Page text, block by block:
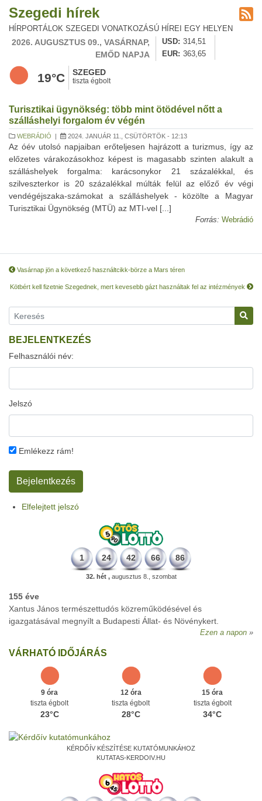
Szegedi hírek
HÍRPORTÁLOK SZEGEDI VONATKOZÁSÚ HÍREI EGY HELYEN
2026. AUGUSZTUS 09., VASÁRNAP,
EMŐD NAPJA
USD
314,51
EUR
363,65
19°C SZEGED
tiszta égbolt
Turisztikai ügynökség: több mint ötödével nőtt a
szálláshelyi forgalom év végén
WEBRÁDIÓ | 2024. JANUÁR 11., CSÜTÖRTÖK - 12:13
Az óév utolsó napjaiban erőteljesen hajrázott a turizmus, így az
előzetes várakozásokhoz képest is magasabb szinten alakult a
szálláshelyek forgalma: karácsonykor 21 százalékkal, és
szilveszterkor is 20 százalékkal múlták felül az előző év végi
vendégéjszaka-számokat a szálláshelyek - közölte a Magyar
Turisztikai Ügynökség (MTÜ) az MTI-vel [...]
Forrás: Webrádió
Vasárnap jön a következő használtcikk-börze a Mars téren
Kötbért kell fizetnie Szegednek, mert kevesebb gázt használtak fel az intézmények
BEJELENTKEZÉS
Felhasználói név:
Jelszó
Emlékezz rám!
Elfelejtett jelszó
1 24 42 66 86
32. hét ,augusztus 8., szombat
155 éve
Xantus János természettudós közreműködésével és
igazgatásával megnyílt a Budapesti Állat- és Növénykert.
Ezen a napon
VÁRHATÓ IDŐJÁRÁS
9 óra
tiszta égbolt
23°C
12 óra
tiszta égbolt
28°C
15 óra
tiszta égbolt
34°C
KÉRDŐÍV KÉSZÍTÉSE KUTATÓMUNKÁHOZ
KUTATAS-KERDOIV.HU